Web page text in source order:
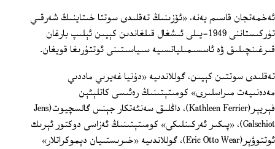
ئەخمەتجان قاسىم يەنە، «ئۆزىنىڭ تەقلىدى سوتتا خىتاينىڭ شەرقىي
تۈركىستاننى 1949-يىلى ئىشغال قىلغاندىن كېيىن ئېلىپ بارغان
قىرغىنچىلىق ۋە ئاسسىمىلياتسىيە سىياسىتىنى ئوتتۇرىغا قويغان.
تەقلىدى سوتتىن كېيىن، گوللاندىيە «دۇنيا غەيرىي ماددىي
مەدەنىيەت مىراسلىرى» كومىتېتىنىڭ رەئىسى كاتلېئېن
فېريېر(Kathleen Ferrier)، داڭلىق سەنئەتكار جېنس گالسچيوت(Jens
Galschiot)، «پىكىر ئەركىنلىكى» كومىتېتىنىڭ ئەزاسى دوكتور ئېرىك
ئوتتوۋېر(Eric Otto Wear)، گوللاندىيە «خىرىستىيان دېموكراتلار»